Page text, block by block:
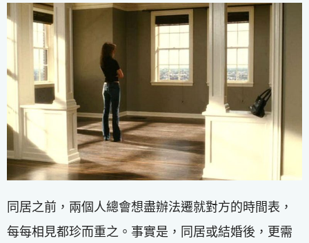
同居之前，兩個人總會想盡辦法遷就對方的時間表，
每每相見都珍而重之。事實是，同居或結婚後，更需